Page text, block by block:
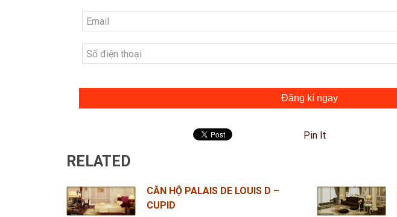
Đăng kí ngay
Pin It
RELATED
CĂN HỘ PALAIS DE LOUIS D –
CUPID